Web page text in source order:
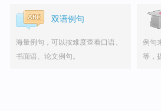
双语例句
海量例句，可以按难度查看口语、
书面语、论文例句。
例句
等，